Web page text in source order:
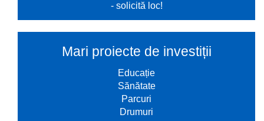
- solicită loc!
Mari proiecte de investiții
Educație
Sănătate
Parcuri
Drumuri